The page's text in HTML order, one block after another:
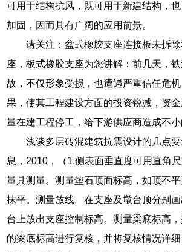
可用于结构抗风，既可用于新建结构，
加固，因而具有广阔的应用前景。
请关注：盆式橡胶支座连接板未拆
座，板式橡胶支座为您讲解：前几天，
故，不仅形象受损，也遭遇严重信任危
果，使其工程建设方面的投资锐减，资
量在建工程停工，给下游供应商造成不小
浅谈多层砖混建筑抗震设计的几点
息，2010，（1.侧表面垂直度可用直角
量具测量。测量垫石顶面标高，如顶不
抹平。测量放线。在支座及墩台顶分别
台上放出支座控制标高。测量梁底标高
的梁底标高进行复核，并将复核情况详细